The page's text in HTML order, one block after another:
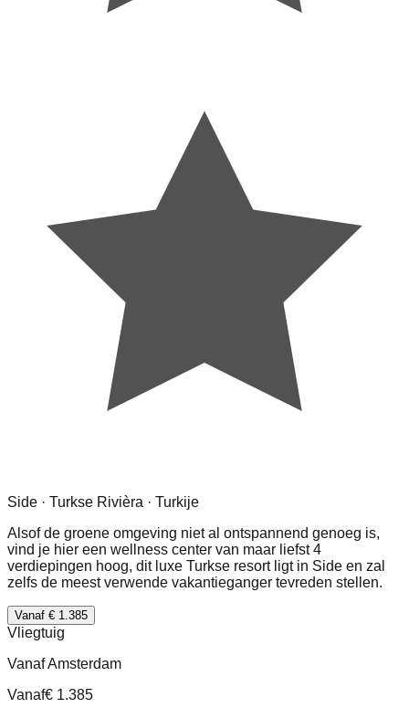
Side · Turkse Rivièra · Turkije
Alsof de groene omgeving niet al ontspannend genoeg is,
vind je hier een wellness center van maar liefst 4
verdiepingen hoog, dit luxe Turkse resort ligt in Side en zal
zelfs de meest verwende vakantieganger tevreden stellen.
Vanaf € 1.385
Vliegtuig
Vanaf Amsterdam
Vanaf€ 1.385